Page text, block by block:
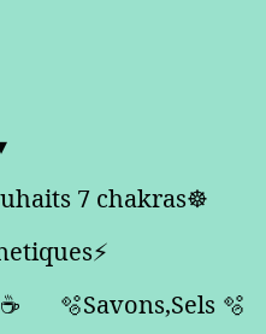
7 chakras☸️
🫧Savons,Sels 🫧